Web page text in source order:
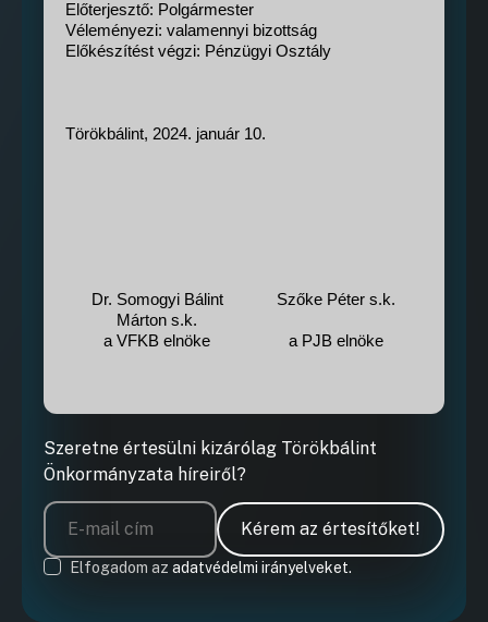
Előterjesztő: Polgármester
Véleményezi: valamennyi bizottság
Előkészítést végzi: Pénzügyi Osztály
Törökbálint, 2024. január 10.
Dr. Somogyi Bálint
Márton s.k.
Szőke Péter s.k.
a VFKB elnöke a PJB elnöke
Szeretne értesülni kizárólag Törökbálint
Önkormányzata híreiről?
Kérem az értesítőket!
Elfogadom az adatvédelmi irányelveket.